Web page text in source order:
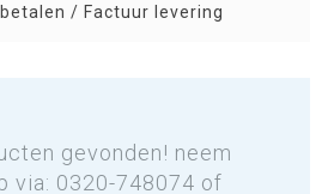
/ Factuur levering
gevonden! neem
via: 0320-748074 of